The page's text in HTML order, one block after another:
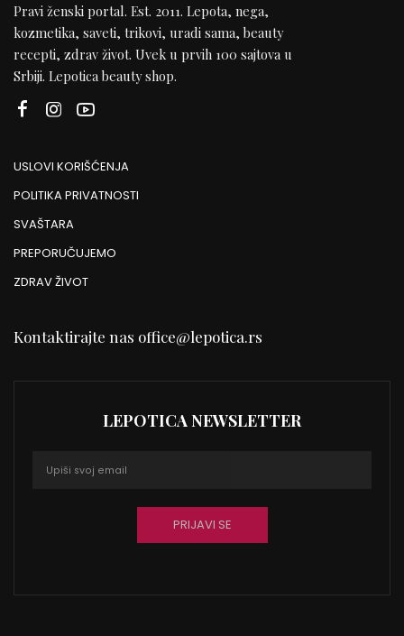
Pravi ženski portal. Est. 2011. Lepota, nega,
kozmetika, saveti, trikovi, uradi sama, beauty
recepti, zdrav život. Uvek u prvih 100 sajtova u
Srbiji. Lepotica beauty shop.
USLOVI KORIŠĆENJA
POLITIKA PRIVATNOSTI
SVAŠTARA
PREPORUČUJEMO
ZDRAV ŽIVOT
Kontaktirajte nas office@lepotica.rs
LEPOTICA NEWSLETTER